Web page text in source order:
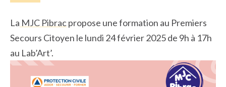
La MJC Pibracpropose une formation au Premiers
Secours Citoyen le lundi 24 février 2025 de 9h à 17h
au Lab’Art’.